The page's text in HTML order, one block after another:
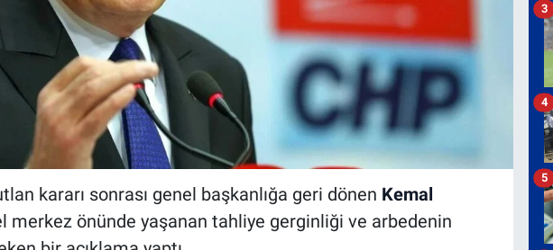
kararı sonrası genel başkanlığa geri dönen Kemal
merkez önünde yaşanan tahliye gerginliği ve arbedenin
3
4
5